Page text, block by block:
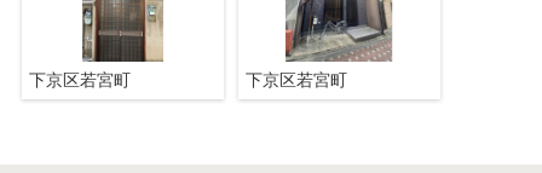
下京区若宮町 下京区若宮町